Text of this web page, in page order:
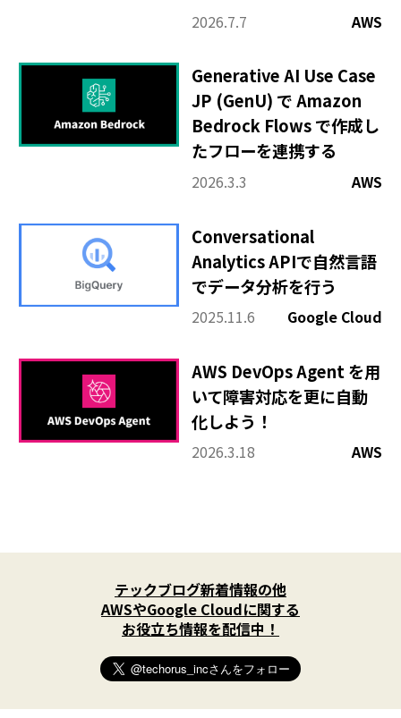
2026.7.7 AWS
Generative AI Use Case
JP (GenU) で Amazon
Bedrock Flows で作成し
たフローを連携する
2026.3.3 AWS
Conversational
Analytics APIで自然言語
でデータ分析を行う
2025.11.6 Google Cloud
AWS DevOps Agent を用
いて障害対応を更に自動
化しよう！
2026.3.18 AWS
X
T
w
i
t
t
e
r
)
テックブログ新着情報の他
AWSやGoogle Cloudに関する
お役立ち情報を配信中！